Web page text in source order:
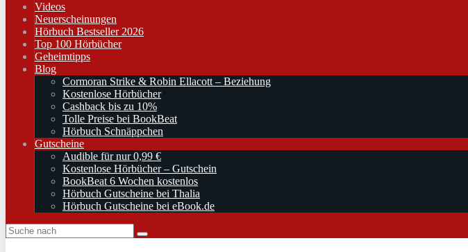
Videos
Neuerscheinungen
Hörbuch Bestseller 2026
Top 100 Hörbücher
Geheimtipps
Blog
Cormoran Strike & Robin Ellacott – Beziehung
Kostenlose Hörbücher
Cashback bis zu 10%
Tolle Preise bei BookBeat
Hörbuch Schnäppchen
Gutscheine
Audible für nur 0,99 €
Kostenlose Hörbücher – Gutschein
BookBeat 6 Wochen kostenlos
Hörbuch Gutscheine bei Thalia
Hörbuch Gutscheine bei eBook.de